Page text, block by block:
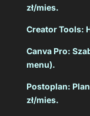
zł/mies.
Creator Tools:
Canva Pro:
menu).
Postoplan:
zł/mies.